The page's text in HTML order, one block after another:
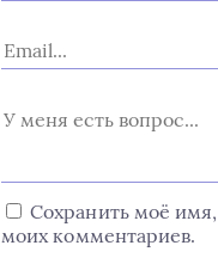
Сохранить моё
моих комментариев.